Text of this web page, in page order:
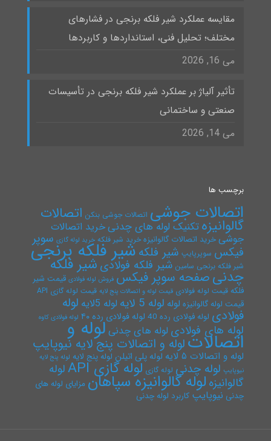
مقایسه عملکرد شیر فلکه برنجی در فشارهای
مختلف؛ تحلیل فنی، استانداردها و کاربردها
می 16, 2026
تأثیر آلیاژ بر عملکرد شیر فلکه برنجی در تأسیسات
صنعتی و ساختمانی
می 14, 2026
برچسب ها
اتصالات جوشی اتصالات جوشی بنکن اتصالات
گالوانیزهتکنیک لوله های چدنیخرید اتصالات
جوشیخرید اتصالات گالوانیزه خرید شیر فلکه خرید لوله گازی سوپر
فیکس سوپرپایپ شیر فلکه شیر فلکه برنجی
شیر فلکه برنجی سامین شیر فلکه فولادی شیر فلکه
چدنیصفحه سوپر فیکس فروش لوله فولادی قیمت شیر
فلکه قیمت لوله فولادی قیمت لوله و اتصالات پنج لایه قیمت لوله گازی API
قیمت لوله گالوانیزه لوله لوله 5 لایه لوله 5لایه لوله
فولادی لوله فولادی رده 40 لوله فولادی رده ۴۰ لوله فولادی کاوه
لوله های فولادی لوله های چدنی لوله و اتصالاتلوله و اتصالات پنج لایه نیوپایپ
لوله و اتصالات ۵ لایه لوله پلی اتیلن لوله پنج لایه لوله پنج لایه
نیوپایپ لوله چدنی لوله گازی لوله گازی API لوله
گالوانیزه لوله گالوانیزه سپاهان مزایای لوله های
چدنی نیوپایپ کاربرد لوله چدنی